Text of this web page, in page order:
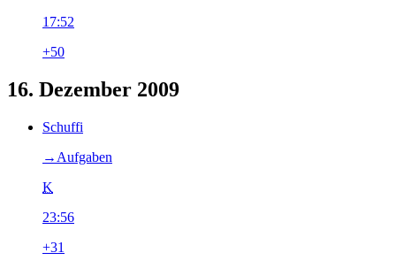
17:52
+50
16. Dezember 2009
Schuffi
→‎Aufgaben
K
23:56
+31